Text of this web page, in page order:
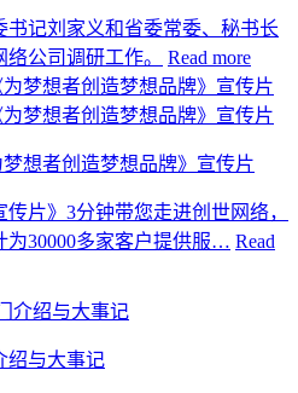
书记刘家义和省委常委、秘书长
公司调研工作。
Read more
想者创造梦想品牌》宣传片
片》3分钟带您走进创世网络，
为30000多家客户提供服… Read
绍与大事记